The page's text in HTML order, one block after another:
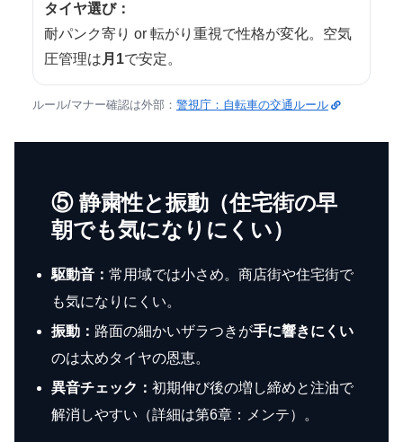
タイヤ選び：
耐パンク寄り or 転がり重視で性格が変化。空気
圧管理は 月1で安定。
ルール/マナー確認は外部： 警視庁：自転車の交通ルール
⑤ 静粛性と振動（住宅街の早
朝でも気になりにくい）
駆動音：常用域では小さめ。商店街や住宅街で
も気になりにくい。
振動： 路面の細かいザラつきが手に響きにくい
のは太めタイヤの恩恵。
異音チェック：初期伸び後の増し締めと注油で
解消しやすい（詳細は第6章：メンテ）。